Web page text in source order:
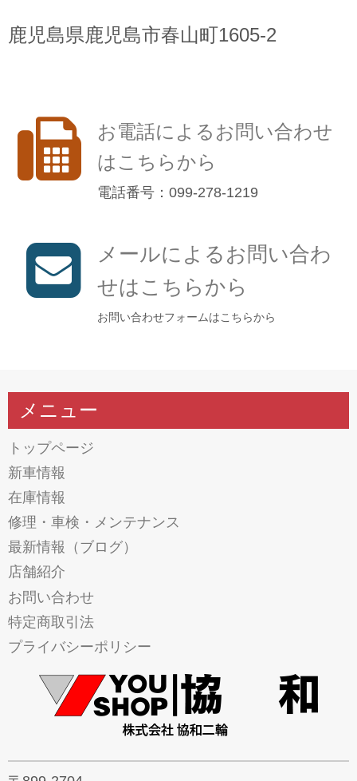
鹿児島県鹿児島市春山町1605-2
お電話によるお問い合わせ
はこちらから
電話番号：099-278-1219
メールによるお問い合わ
せはこちらから
お問い合わせフォームはこちらから
メニュー
トップページ
新車情報
在庫情報
修理・車検・メンテナンス
最新情報（ブログ）
店舗紹介
お問い合わせ
特定商取引法
プライバシーポリシー